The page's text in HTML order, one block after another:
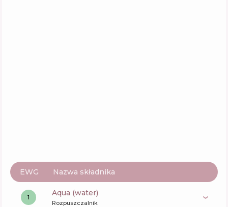
EWG Nazwa składnika
1 aqua (water)
Rozpuszczalnik